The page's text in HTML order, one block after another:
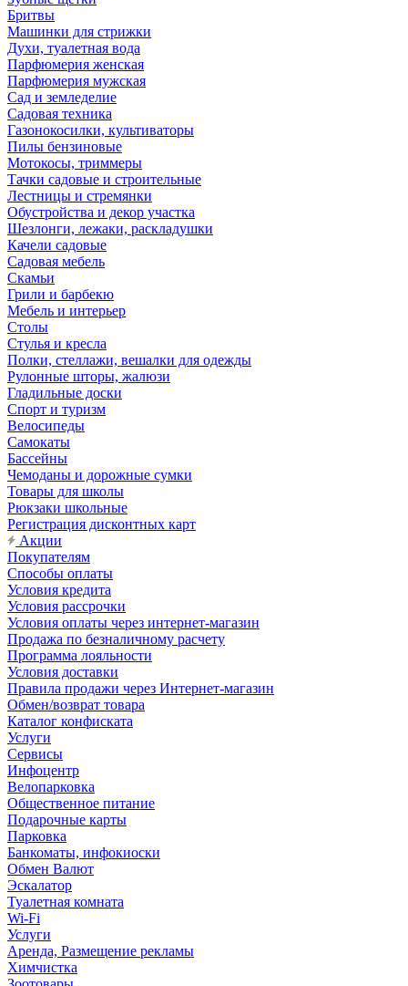
Бритвы
Машинки для стрижки
Духи, туалетная вода
Парфюмерия женская
Парфюмерия мужская
Сад и земледелие
Садовая техника
Газонокосилки, культиваторы
Пилы бензиновые
Мотокосы, триммеры
Тачки садовые и строительные
Лестницы и стремянки
Обустройства и декор участка
Шезлонги, лежаки, раскладушки
Качели садовые
Садовая мебель
Скамьи
Грили и барбекю
Мебель и интерьер
Столы
Стулья и кресла
Полки, стеллажи, вешалки для одежды
Рулонные шторы, жалюзи
Гладильные доски
Спорт и туризм
Велосипеды
Самокаты
Бассейны
Чемоданы и дорожные сумки
Товары для школы
Рюкзаки школьные
Регистрация дисконтных карт
Акции
Покупателям
Способы оплаты
Условия кредита
Условия рассрочки
Условия оплаты через интернет-магазин
Продажа по безналичному расчету
Программа лояльности
Условия доставки
Правила продажи через Интернет-магазин
Обмен/возврат товара
Каталог конфиската
Услуги
Сервисы
Инфоцентр
Велопарковка
Общественное питание
Подарочные карты
Парковка
Банкоматы, инфокиоски
Обмен Валют
Эскалатор
Туалетная комната
Wi-Fi
Услуги
Аренда, Размещение рекламы
Химчистка